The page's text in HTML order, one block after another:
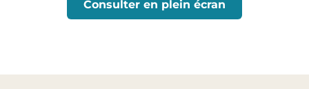
Consulter en plein écran